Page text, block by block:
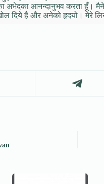
अभेदका आनन्दानुभव करता हूँ। मैने
दिये है और अनेको हृदयो। मेरे